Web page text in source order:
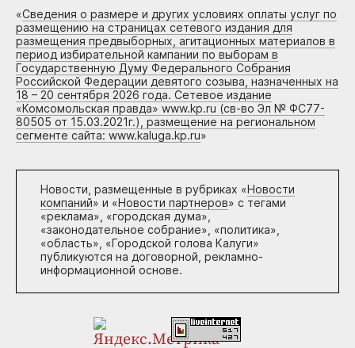
«Сведения о размере и других условиях оплаты услуг по
размещению на страницах сетевого издания для
размещения предвыборных, агитационных материалов в
период избирательной кампании по выборам в
Государственную Думу Федерального Собрания
Российской Федерации девятого созыва, назначенных на
18 – 20 сентября 2026 года. Сетевое издание
«Комсомольская правда» www.kp.ru (св-во Эл № ФС77-
80505 от 15.03.2021г.), размещение на региональном
сегменте сайта: www.kaluga.kp.ru»
Новости, размещенные в рубриках «Новости
компаний» и «Новости партнеров» с тегами
«реклама», «городская дума»,
«законодательное собрание», «политика»,
«область», «Городской голова Калуги»
публикуются на договорной, рекламно-
информационной основе.